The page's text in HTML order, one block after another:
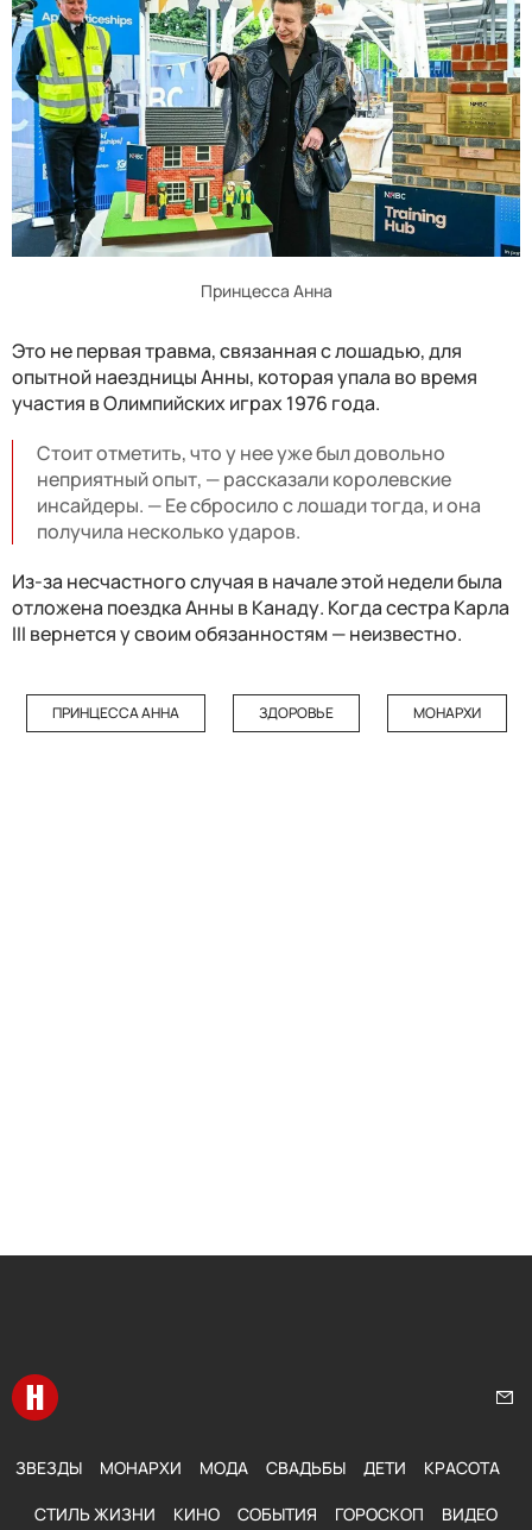
Принцесса Анна
Это не первая травма, связанная с лошадью, для
опытной наездницы Анны, которая упала во время
участия в Олимпийских играх 1976 года.
Стоит отметить, что у нее уже был довольно
неприятный опыт, — рассказали королевские
инсайдеры. — Ее сбросило с лошади тогда, и она
получила несколько ударов.
Из-за несчастного случая в начале этой недели была
отложена поездка Анны в Канаду. Когда сестра Карла
III вернется у своим обязанностям — неизвестно.
ПРИНЦЕССА АННА ЗДОРОВЬЕ МОНАРХИ
Перейти на главную
ЗВЕЗДЫ МОНАРХИ МОДА СВАДЬБЫ ДЕТИ КРАСОТА
СТИЛЬ ЖИЗНИ КИНО СОБЫТИЯ ГОРОСКОП ВИДЕО